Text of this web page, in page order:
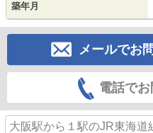
築年月
メールでお
電話で
大阪駅から１駅のJR東海